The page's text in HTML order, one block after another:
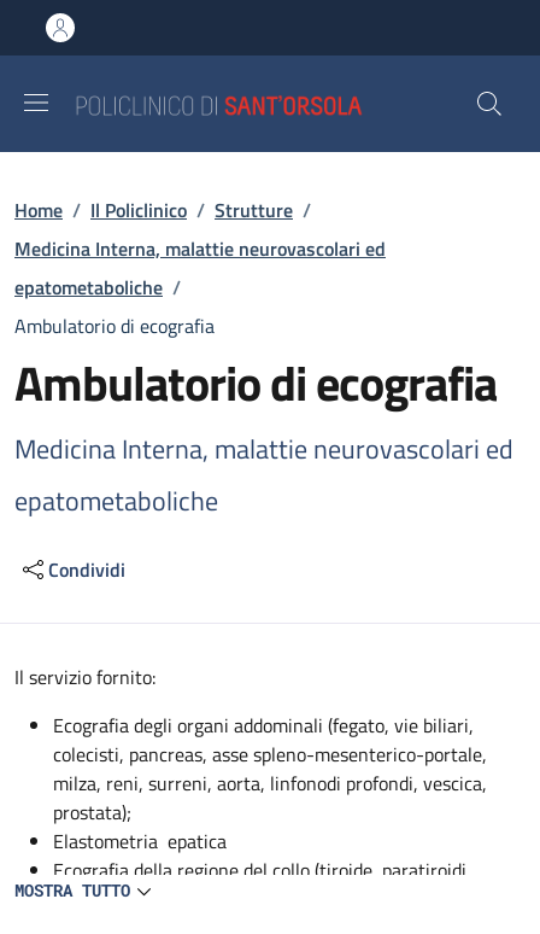
al contenuto principale
to footer content
Briciole di pane
Home / Il Policlinico / Strutture /
Medicina Interna, malattie neurovascolari ed
epatometaboliche /
Ambulatorio di ecografia
Ambulatorio di ecografia
Medicina Interna, malattie neurovascolari ed
epatometaboliche
Condividi
Descrizione
Il servizio fornito:
Ecografia degli organi addominali (fegato, vie biliari,
colecisti, pancreas, asse spleno-mesenterico-portale,
milza, reni, surreni, aorta, linfonodi profondi, vescica,
prostata);
Elastometria epatica
Ecografia della regione del collo (tiroide, paratiroidi,
ghiandole sottomandibolari, parotidi);
MOSTRA TUTTO